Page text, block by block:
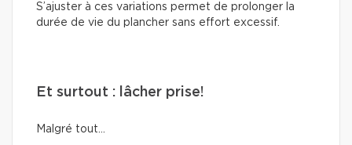
S’ajuster à ces variations permet de prolonger la
durée de vie du plancher sans effort excessif.
Et surtout : lâcher prise!
Malgré tout…